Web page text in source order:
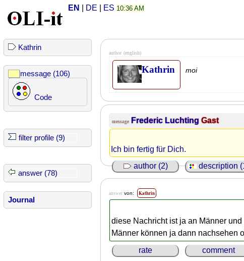
EN DE ES 10:36 AM
Kathrin
message (106)
Code
filter profile (9)
answer (78)
Journal
author (english)
Kathrin moi
message Frederic Luchting Gast
Ich bin fertig für Dich.
author (2)
description
answer von: Kathrin
diese Nachricht ist ja an Männer
Männer können ja dann nachsehen
rate
comment